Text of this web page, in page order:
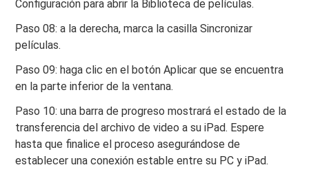
Configuración para abrir la Biblioteca de películas.
Paso 08: a la derecha, marca la casilla Sincronizar
películas.
Paso 09: haga clic en el botón Aplicar que se encuentra
en la parte inferior de la ventana.
Paso 10: una barra de progreso mostrará el estado de la
transferencia del archivo de video a su iPad. Espere
hasta que finalice el proceso asegurándose de
establecer una conexión estable entre su PC y iPad.